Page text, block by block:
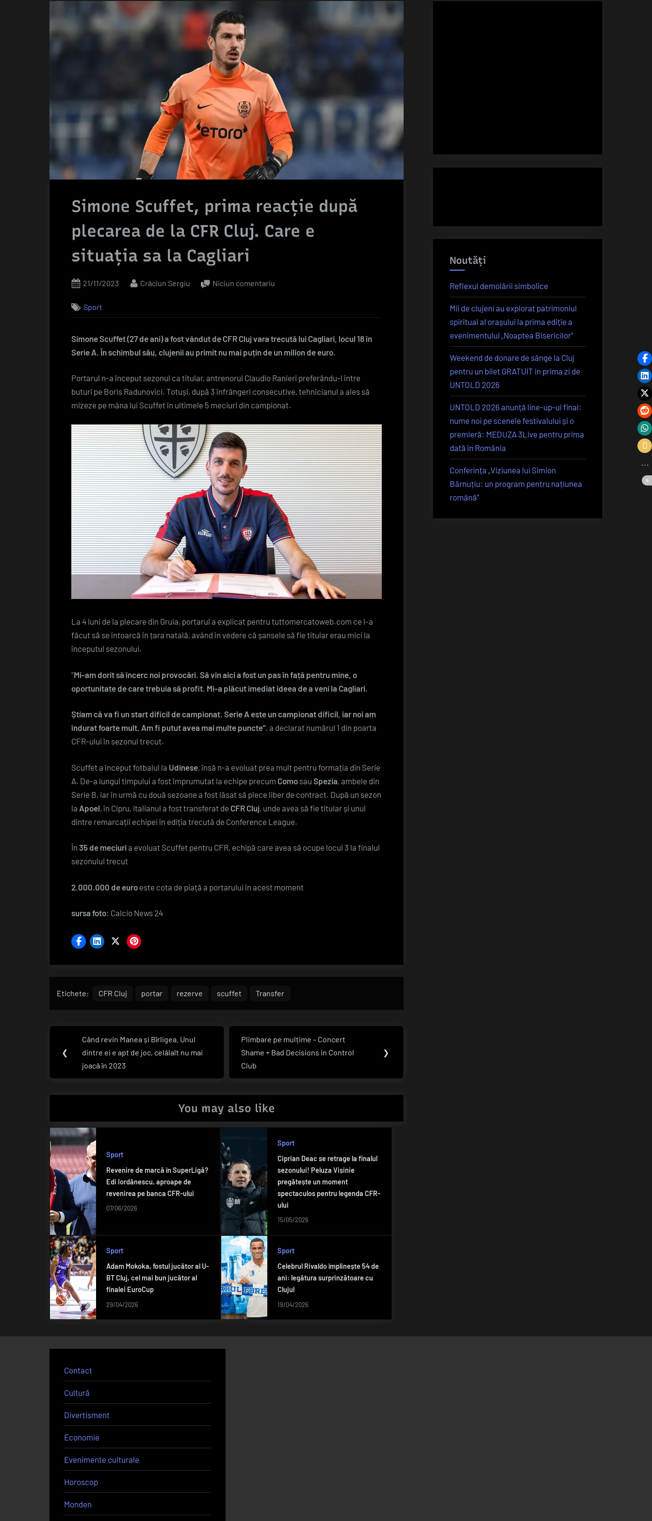
Simone Scuffet, prima reacție după
plecarea de la CFR Cluj. Care e
situația sa la Cagliari
Posted
21/11/2023 By
Crăciun Sergiu Niciun comentariu
reacție
după
de
Care
e
situația
sa
la
Cagliari
Sport
Simone Scuffet (27 de ani) a fost vândut de CFR Cluj vara trecută lui Cagliari, locul 18 în
Serie A. În schimbul său, clujenii au primit nu mai puțin de un milion de euro.
Portarul n-a început sezonul ca titular, antrenorul Claudio Ranieri preferându-l între
buturi pe Boris Radunovici. Totuși, după 3 înfrângeri consecutive, tehnicianul a ales să
mizeze pe mâna lui Scuffet în ultimele 5 meciuri din campionat.
La 4 luni de la plecare din Gruia, portarul a explicat pentru tuttomercatoweb.com ce l-a
făcut să se întoarcă în țara natală, având în vedere că șansele să fie titular erau mici la
începutul sezonului.
”Mi-am dorit să încerc noi provocări. Să vin aici a fost un pas în față pentru mine, o
oportunitate de care trebuia să profit. Mi-a plăcut imediat ideea de a veni la Cagliari.
Știam că va fi un start dificil de campionat. Serie A este un campionat dificil, iar noi am
îndurat foarte mult. Am fi putut avea mai multe puncte”, a declarat numărul 1 din poarta
CFR-ului în sezonul trecut.
Scuffet a început fotbalul la Udinese, însă n-a evoluat prea mult pentru formația din Serie
A. De-a lungul timpului a fost împrumutat la echipe precum Como sau Spezia, ambele din
Serie B, iar în urmă cu două sezoane a fost lăsat să plece liber de contract. După un sezon
la Apoel, în Cipru, italianul a fost transferat de CFR Cluj, unde avea să fie titular și unul
dintre remarcații echipei în ediția trecută de Conference League.
În 35 de meciuria evoluat Scuffet pentru CFR, echipă care avea să ocupe locul 3 la finalul
sezonului trecut
2.000.000 de euro este cota de piață a portarului în acest moment
sursa foto: Calcio News 24
Etichete: CFR Cluj portar rezerve scuffet Transfer
Navigare
în
articole
❮
Previous
Post:
Când revin Manea și Bîrligea. Unul
dintre ei e apt de joc, celălalt nu mai
joacă în 2023
Next
Post:
Plimbare pe mulțime – Concert
Shame + Bad Decisions in Control
Club
❯
You may also like
Sport
Revenire de marcă în SuperLigă?
Edi Iordănescu, aproape de
revenirea pe banca CFR-ului
07/06/2026
Sport
Ciprian Deac se retrage la finalul
sezonului! Peluza Vișinie
pregătește un moment
spectaculos pentru legenda CFR-
ului
15/05/2026
Sport
Adam Mokoka, fostul jucător al U-
BT Cluj, cel mai bun jucător al
finalei EuroCup
29/04/2026
Sport
Celebrul Rivaldo împlinește 54 de
ani: legătura surprinzătoare cu
Clujul
19/04/2026
Noutăți
Reflexul demolării simbolice
Mii de clujeni au explorat patrimoniul
spiritual al orașului la prima ediție a
evenimentului „Noaptea Bisericilor”
Weekend de donare de sânge la Cluj
pentru un bilet GRATUIT in prima zi de
UNTOLD 2026
UNTOLD 2026 anunță line-up-ul final:
nume noi pe scenele festivalului și o
premieră: MEDUZA 3Live pentru prima
dată în România
Conferința „Viziunea lui Simion
Bărnuțiu: un program pentru națiunea
română”
Contact
Cultură
Divertisment
Economie
Evenimente culturale
Horoscop
Monden